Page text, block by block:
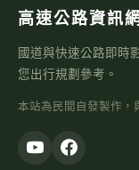
高速公路資訊網
國道與快速公路即時
您出行規劃參考。
本站為民間自發製作，